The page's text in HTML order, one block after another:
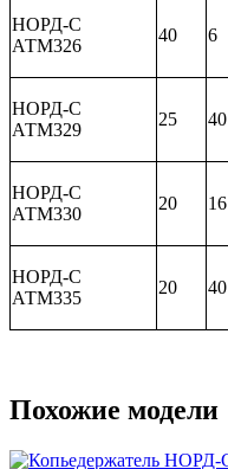
НОРД-С
АТМ326
40 6
НОРД-С
АТМ329
25 40
НОРД-С
АТМ330
20 16
НОРД-С
АТМ335
20 40
Похожие модели